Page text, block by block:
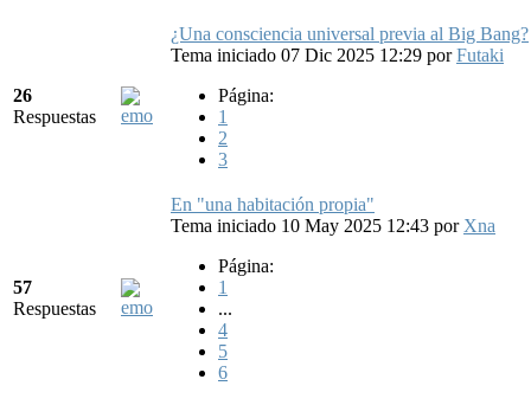
26
Respuestas
¿Una consciencia universal previa al Big Bang?
Tema iniciado 07 Dic 2025 12:29 porFutaki
Página:
1
2
3
57
Respuestas
En "una habitación propia"
Tema iniciado 10 May 2025 12:43 por Xna
Página:
1
...
4
5
6